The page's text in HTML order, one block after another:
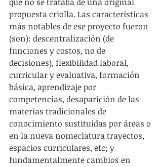
propuesta criolla. Las características
más notables de ese proyecto fueron
(son): descentralización (de
funciones y costos, no de
decisiones), flexibilidad laboral,
curricular y evaluativa, formación
básica, aprendizaje por
competencias, desaparición de las
materias tradicionales de
conocimiento sustituidas por áreas o
en la nueva nomeclatura trayectos,
espacios curriculares, etc; y
fundamentalmente cambios en